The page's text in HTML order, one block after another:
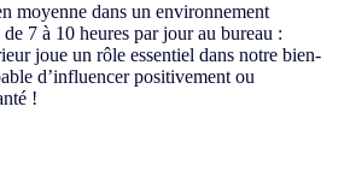
moyenne dans un environnement
7 à 10 heures par jour au bureau :
joue un rôle essentiel dans notre bien-
d’influencer positivement ou
!